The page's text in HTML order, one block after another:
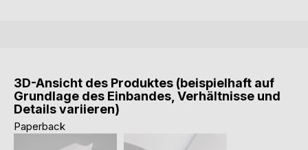
3D-Ansicht des Produktes (beispielhaft auf
Grundlage des Einbandes, Verhältnisse und
Details variieren)
Paperback